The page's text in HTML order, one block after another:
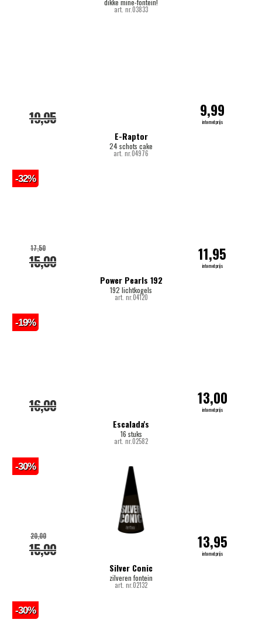
art. nr.03833
E-Raptor
24 schots cake
art. nr.04976
19,95 9,99
internetprijs
Power Pearls 192
192 lichtkogels
art. nr.04120
15,00
17,50 11,95
internetprijs
-32%
Escalada's
16 stuks
art. nr.02582
16,00 13,00
internetprijs
-19%
Silver Conic
zilveren fontein
art. nr.02132
15,00
20,00 13,95
internetprijs
-30%
-30%